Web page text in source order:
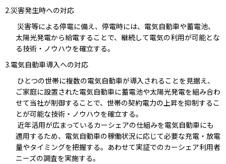
2.災害発生時への対応
災害等による停電に備え、停電時には、電気自動車や蓄電池、
太陽光発電から給電することで、継続して電気の利用が可能とな
る技術・ノウハウを確立する。
3.電気自動車導入への対応
ひとつの世帯に複数の電気自動車が導入されることを見据え、
ご家庭に設置された電気自動車に蓄電池や太陽光発電を組み合わ
せて当社が制御することで、世帯の契約電力の上昇を抑制するこ
とが可能な技術・ノウハウを確立する。
近年活用が広まっているカーシェアの仕組みを電気自動車にも
適用するため、電気自動車の稼働状況に応じて必要な充電・放電
量やタイミングを把握する。あわせて実証でのカーシェア利用者
ニーズの調査を実施する。